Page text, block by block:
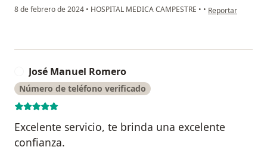
8 de febrero de 2024 • HOSPITAL MEDICA CAMPESTRE • • en opinión del
Reportar
José Manuel Romero
Número de teléfono verificado
Excelente servicio, te brinda una excelente
confianza.